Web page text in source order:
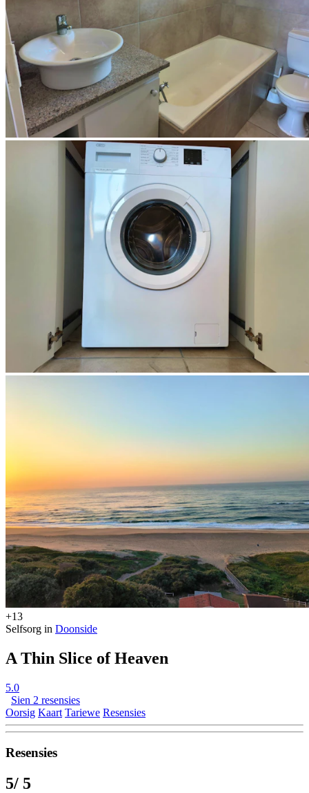
+13
Selfsorg in Doonside
A Thin Slice of Heaven
5.0
Sien 2 resensies
Oorsig Kaart Tariewe Resensies
Resensies
5/ 5